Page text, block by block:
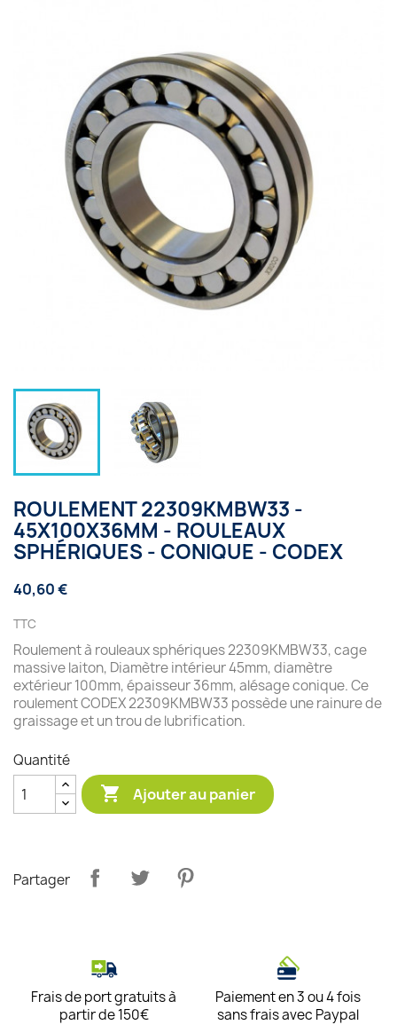
ROULEMENT 22309KMBW33 -
45X100X36MM - ROULEAUX
SPHÉRIQUES - CONIQUE - CODEX
40,60 €
TTC
Roulement à rouleaux sphériques 22309KMBW33, cage
massive laiton, Diamètre intérieur 45mm, diamètre
extérieur 100mm, épaisseur 36mm, alésage conique. Ce
roulement CODEX 22309KMBW33 possède une rainure de
graissage et un trou de lubrification.
Quantité
 Ajouter au panier
Partager
Frais de port gratuits à
partir de 150€
Paiement en 3 ou 4 fois
sans frais avec Paypal